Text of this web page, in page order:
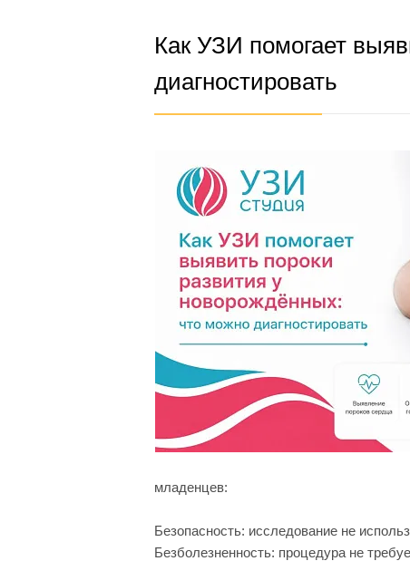
Как УЗИ помогает
диагностировать
младенцев:
Безопасность: исследование не
Безболезненность: процедура не